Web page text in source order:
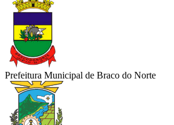
Prefeitura Municipal de Braco do Norte